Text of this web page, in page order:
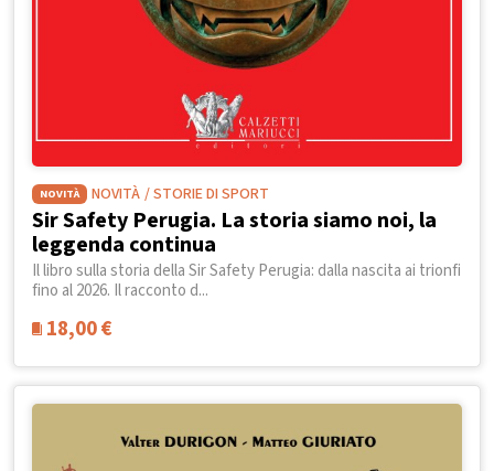
NOVITÀ NOVITÀ / STORIE DI SPORT
Sir Safety Perugia. La storia siamo noi, la
leggenda continua
Il libro sulla storia della Sir Safety Perugia: dalla nascita ai trionfi
fino al 2026. Il racconto d...
18,00€